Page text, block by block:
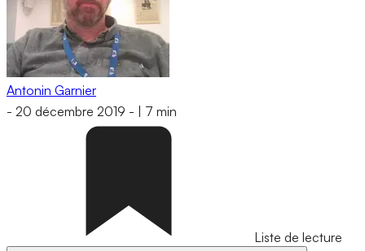
Antonin Garnier
- 20 décembre 2019 - 7 min
Liste de lecture